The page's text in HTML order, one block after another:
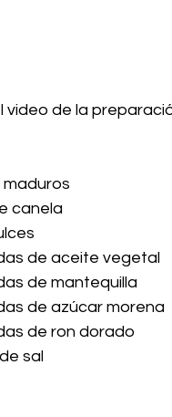
video de la
canela
de aceite vegetal
de mantequilla
de azúcar morena
de ron dorado
sal